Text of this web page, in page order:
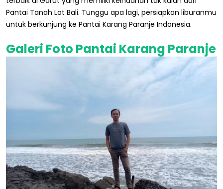
Pantai Tanah Lot Bali. Tunggu apa lagi, persiapkan liburanmu
untuk berkunjung ke Pantai Karang Paranje Indonesia.
Galeri Foto Pantai Karang Paranje